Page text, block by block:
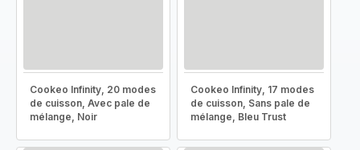
Cookeo Infinity, 20 modes
de cuisson, Avec pale de
mélange, Noir
Cookeo Infinity, 17 modes
de cuisson, Sans pale de
mélange, Bleu Trust